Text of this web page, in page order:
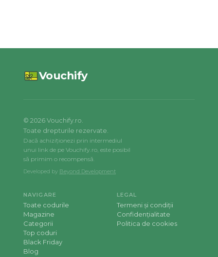
Vouchify
© 2026Vouchify.ro.
Toate drepturile rezervate.
Dacă achiziționezi prin intermediul
unui link de pe Vouchify.ro, este posibil
să primim o recompensă.
Developed by Beyond Development
NAVIGARE
Toate codurile
Magazine
Categorii
Top coduri
Black Friday
Blog
LEGAL
Termeni și condiții
Confidențialitate
Politica de cookies